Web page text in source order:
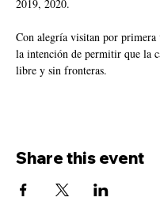
2019, 2020.
Con alegría visitan por primera
la intención de permitir que la
libre y sin fronteras.
Share this event